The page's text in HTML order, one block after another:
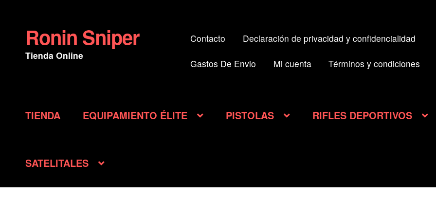
Ir
a
la
Ir
al
contenido
Ronin Sniper
Tienda Online
Contacto Declaración de privacidad y confidencialidad
Gastos De Envio Mi cuenta Términos y condiciones
TIENDA EQUIPAMIENTO ÉLITE PISTOLAS RIFLES DEPORTIVOS
SATELITALES